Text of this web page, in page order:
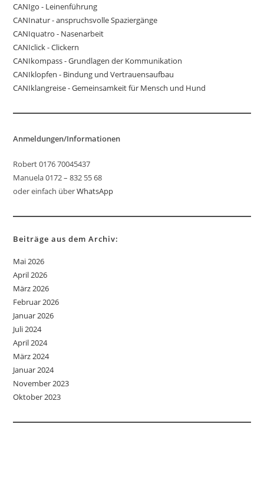
CANIgo - Leinenführung
CANInatur - anspruchsvolle Spaziergänge
CANIquatro - Nasenarbeit
CANIclick - Clickern
CANIkompass - Grundlagen der Kommunikation
CANIklopfen - Bindung und Vertrauensaufbau
CANIklangreise - Gemeinsamkeit für Mensch und Hund
Anmeldungen/Informationen
Robert 0176 70045437
Manuela 0172 – 832 55 68
oder einfach überWhatsApp
Beiträge aus dem Archiv:
Mai 2026
April 2026
März 2026
Februar 2026
Januar 2026
Juli 2024
April 2024
März 2024
Januar 2024
November 2023
Oktober 2023